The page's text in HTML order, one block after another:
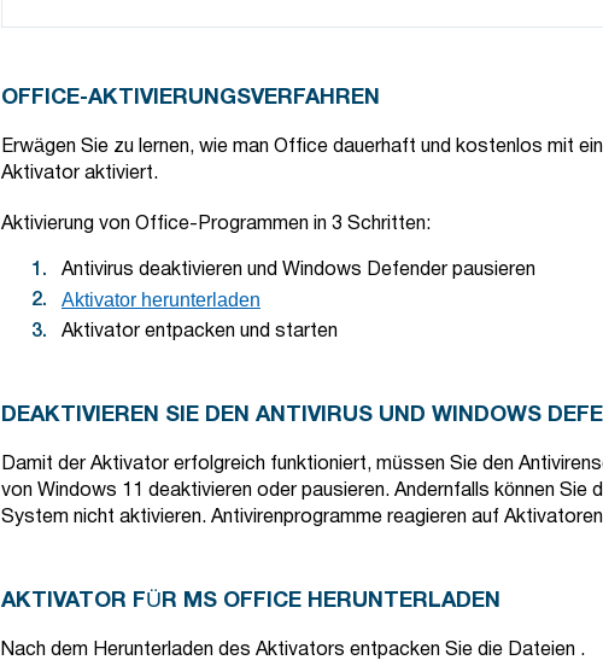
OFFICE-AKTIVIERUNGSVERFAHREN
Erwägen Sie zu lernen, wie man Office dauerhaft und kostenlos mit
Aktivator aktiviert.
Aktivierung von Office-Programmen in 3 Schritten:
Antivirus deaktivieren und Windows Defender pausieren
Aktivator herunterladen
Aktivator entpacken und starten
DEAKTIVIEREN SIE DEN ANTIVIRUS UND WINDOWS
Damit der Aktivator erfolgreich funktioniert, müssen Sie den
von Windows 11 deaktivieren oder pausieren. Andernfalls können Sie
System nicht aktivieren. Antivirenprogramme reagieren auf
AKTIVATOR FÜR MS OFFICE HERUNTERLADEN
Nach dem Herunterladen des Aktivators entpacken Sie die Dateien .